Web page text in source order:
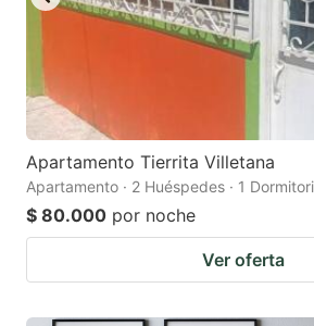
Apartamento Tierrita Villetana
Apartamento · 2 Huéspedes · 1
$ 80.000 por noche
Ver oferta